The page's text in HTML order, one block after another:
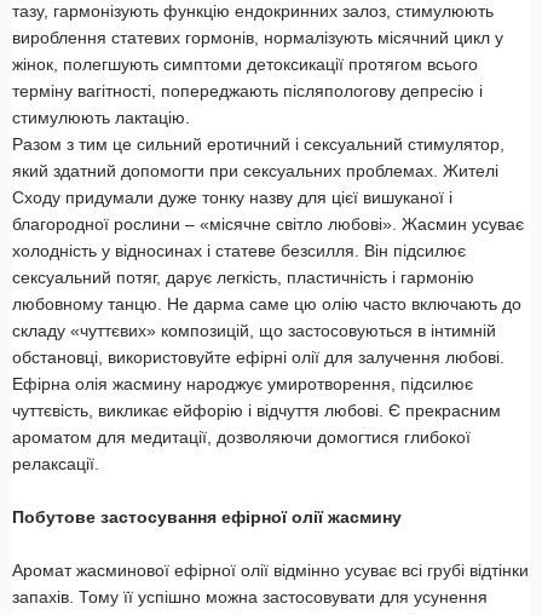
тазу, гармонізують функцію ендокринних залоз, стимулюють
вироблення статевих гормонів, нормалізують місячний цикл у
жінок, полегшують симптоми детоксикації протягом всього
терміну вагітності, попереджають післяпологову депресію і
стимулюють лактацію.
Разом з тим це сильний еротичний і сексуальний стимулятор,
який здатний допомогти при сексуальних проблемах. Жителі
Сходу придумали дуже тонку назву для цієї вишуканої і
благородної рослини – «місячне світло любові». Жасмин усуває
холодність у відносинах і статеве безсилля. Він підсилює
сексуальний потяг, дарує легкість, пластичність і гармонію
любовному танцю. Не дарма саме цю олію часто включають до
складу «чуттєвих» композицій, що застосовуються в інтимній
обстановці, використовуйте ефірні олії для залучення любові.
Ефірна олія жасмину народжує умиротворення, підсилює
чуттєвість, викликає ейфорію і відчуття любові. Є прекрасним
ароматом для медитації, дозволяючи домогтися глибокої
релаксації.
Побутове застосування ефірної олії жасмину
Аромат жасминової ефірної олії відмінно усуває всі грубі відтінки
запахів. Тому її успішно можна застосовувати для усунення